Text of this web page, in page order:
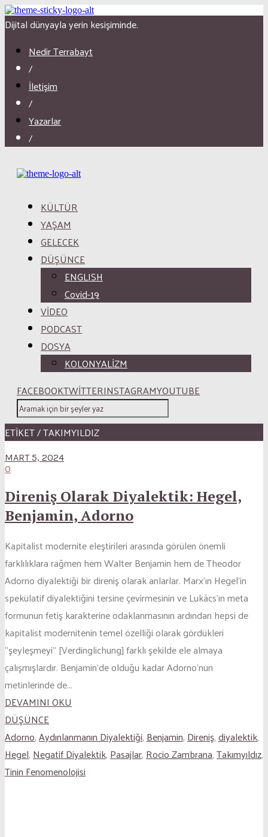
Dijital dünyayla yerin kesişiminde.
Nedir Terrabayt
/
İletişim
/
Yazarlar
/
KÜLTÜR
YAŞAM
GELECEK
DÜŞÜNCE
ENGLISH
Covid-19
VİDEO
PODCAST
DOSYA
KOLONYALİZM
FACEBOOKTWITTERINSTAGRAMYOUTUBE
ETİKET / TAKIMYILDIZ
MART 5, 2024
0
Direniş Olarak Diyalektik: Hegel,
Benjamin, Adorno
Kapitalist modernite eleştirileri arasında görülen önemli
farklılıklara rağmen hem Walter Benjamin hem de Theodor
Adorno diyalektiği bir direniş olarak anlarlar. Marx’ın Hegel’in
spekülatif diyalektiğini tersine çevirmesinin ve Lukács’ın meta
formunun fetiş karakterine odaklanmasının ardından hepsi de
kapitalist modernitenin temel özelliği olarak gördükleri
“şeyleşmeyi” [Verdinglichung] farklı şekilde ele almaya
çalışmışlardır. Benjamin’de olduğu kadar Adorno’nun
metinlerinde de...
DEVAMINI OKU
DÜŞÜNCE
Adorno,Aydınlanmanın Diyalektiği,Benjamin,Direniş,diyalektik,
Hegel,Negatif Diyalektik,Pasajlar,Rocio Zambrana,Takımyıldız,
Tinin Fenomenolojisi